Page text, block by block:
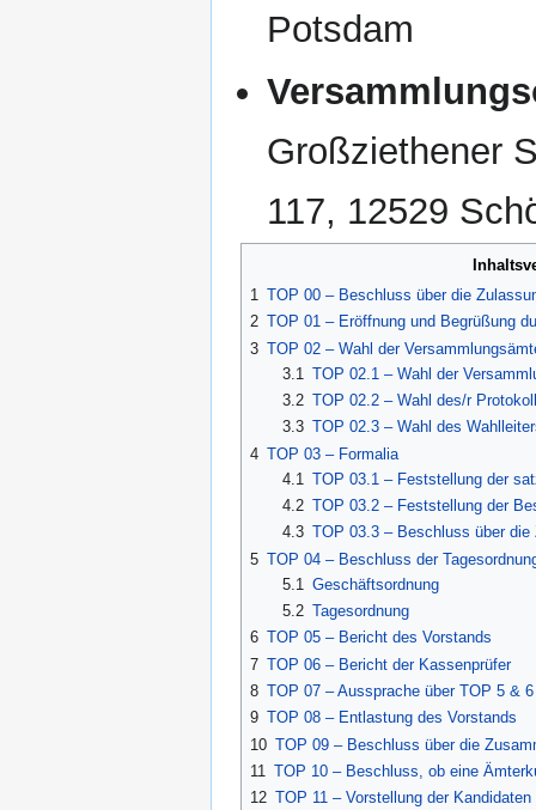
Potsdam
Großziethener
117, 12529
1
TOP 00 – Beschluss über die
2 TOP 01 – Eröffnung und Begrüßung
3 TOP 02 – Wahl der
3.1 TOP 02.1 – Wahl der
3.2 TOP 02.2 – Wahl des/r
3.3 TOP 02.3 – Wahl des
4 TOP 03 – Formalia
4.1 TOP 03.1 – Feststellung der
4.2 TOP 03.2 – Feststellung der
4.3 TOP 03.3 – Beschluss über
5 TOP 04 – Beschluss der
5.1 Geschäftsordnung
5.2 Tagesordnung
6 TOP 05 – Bericht des Vorstands
7 TOP 06 – Bericht der Kassenprüfer
8 TOP 07 – Aussprache über TOP 5 & 6
9 TOP 08 – Entlastung des Vorstands
10 TOP 09 – Beschluss über die
11
TOP 10 – Beschluss, ob eine
12 TOP 11 – Vorstellung der